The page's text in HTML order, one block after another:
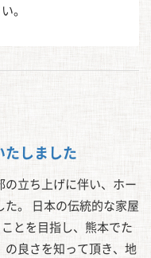
。
たしました
立ち上げに伴い、ホー
。 日本の伝統的な家屋
とを目指し、熊本でた
の良さを知って頂き、地